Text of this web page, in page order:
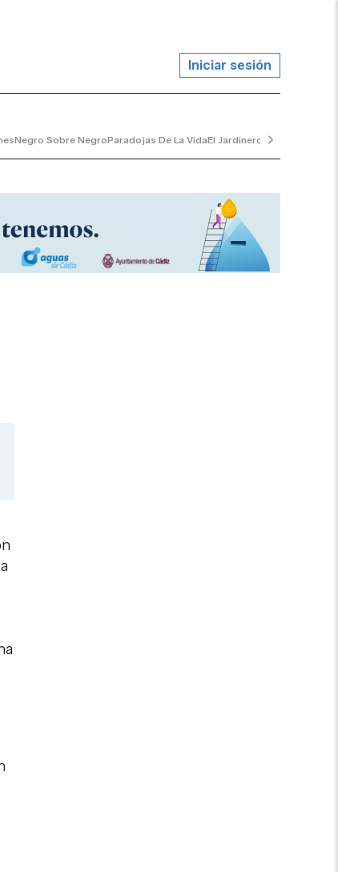
Iniciar sesión
Negro Sobre NegroParadojas De La VidaEl Jardinero Tranquilo